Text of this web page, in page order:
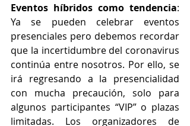
Eventos híbridos como tendencia:
Ya se pueden celebrar eventos
presenciales pero debemos recordar
que la incertidumbre del coronavirus
continúa entre nosotros. Por ello, se
irá regresando a la presencialidad
con mucha precaución, solo para
algunos participantes “VIP” o plazas
limitadas. Los organizadores de